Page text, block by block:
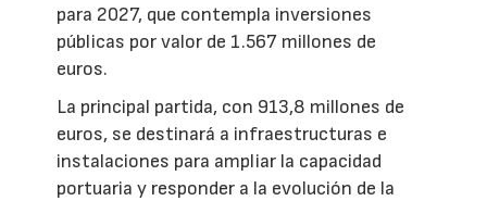
para 2027, que contempla inversiones
públicas por valor de 1.567 millones de
euros.
La principal partida, con 913,8 millones de
euros, se destinará a infraestructuras e
instalaciones para ampliar la capacidad
portuaria y responder a la evolución de la